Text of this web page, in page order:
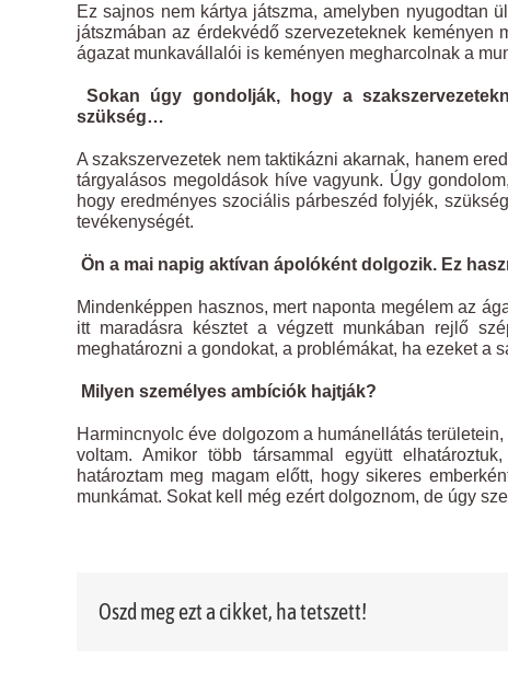
Ez sajnos nem kártya játszma, amelyben nyugodtan
játszmában az érdekvédő szervezeteknek
ágazat munkavállalói is keményen megharcolnak a
Sokan úgy gondolják, hogy a
szükség…
A szakszervezetek nem taktikázni akarnak, hanem
tárgyalásos megoldások híve vagyunk. Úgy
hogy eredményes szociális párbeszéd folyjék,
tevékenységét.
Ön a mai napig aktívan ápolóként dolgozik. Ez
Mindenképpen hasznos, mert naponta megélem az
itt maradásra késztet a végzett munkában rejlő
meghatározni a gondokat, a problémákat, ha ezeket a
Milyen személyes ambíciók hajtják?
Harmincnyolc éve dolgozom a humánellátás
voltam. Amikor több társammal együtt
határoztam meg magam előtt, hogy sikeres
munkámat. Sokat kell még ezért dolgoznom, de úgy
Oszd meg ezt a cikket, ha tetszett!